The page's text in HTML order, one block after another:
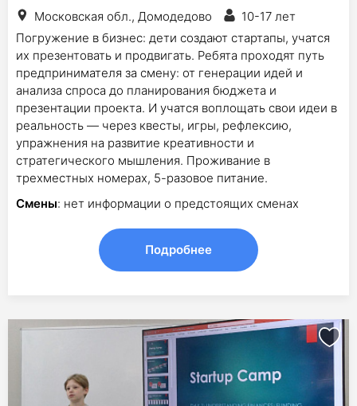
Московская обл., Домодедово
10-17 лет
Погружение в бизнес: дети создают стартапы, учатся
их презентовать и продвигать. Ребята проходят путь
предпринимателя за смену: от генерации идей и
анализа спроса до планирования бюджета и
презентации проекта. И учатся воплощать свои идеи в
реальность — через квесты, игры, рефлексию,
упражнения на развитие креативности и
стратегического мышления. Проживание в
трехместных номерах, 5-разовое питание.
Смены: нет информации о предстоящих сменах
Подробнее